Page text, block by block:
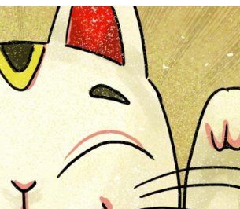
Trending Story DIY ガジェット
PC・プログラミング